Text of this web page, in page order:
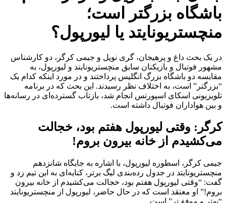
باشگاه بزرگتر است؛
منچستریونایتد یا لیورپول؟
در یک بحث داغ و پرهیجان، گری نویل و جیمی کرگر، دو کارشناس
مشهور فوتبال و بازیکنان سابق منچستریونایتد و لیورپول، به
مقایسه دو باشگاه بزرگ انگلیس پرداختند و در مورد اینکه کدام یک
“بزرگتر” است، به اختلاف نظر رسیدند. این بحث که در برنامه
تلویزیونی اسکای اسپورتس انجام شد، بازتاب گسترده‌ای در رسانه‌ها
و بین هواداران فوتبال داشته است.
کرگر: وقتی لیورپول هفتم بود، خجالت
می‌کشیدم از خانه بیرون بروم!
جیمی کرگر، اسطوره لیورپول، با اشاره به جایگاه شانزدهم
منچستریونایتد در جدول رده‌بندی لیگ برتر، کنایه‌ای به این تیم زد و
گفت: “وقتی لیورپول هفتم بود، خجالت می‌کشیدم از خانه بیرون
بروم!” او معتقد است که در حال حاضر، لیورپول از منچستریونایتد
“بهتر و موفق‌تر” است.